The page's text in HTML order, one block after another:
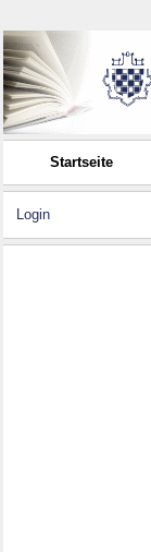
Startseite
Login